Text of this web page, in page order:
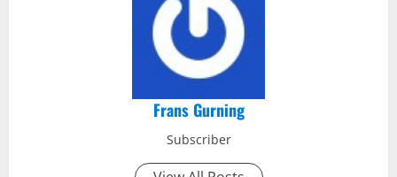
Frans Gurning
Subscriber